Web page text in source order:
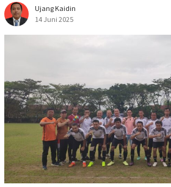
Ujang Kaidin
14 Juni 2025